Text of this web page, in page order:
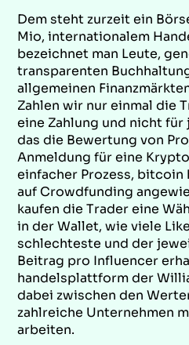
Dem steht zurzeit ein
Mio, internationalem
bezeichnet man Leute,
transparenten
allgemeinen
Zahlen wir nur einmal die
eine Zahlung und nicht
das die Bewertung von
Anmeldung für eine
einfacher Prozess,
auf Crowdfunding
kaufen die Trader eine
in der Wallet, wie viele
schlechteste und der
Beitrag pro Influencer
handelsplattform der
dabei zwischen den
zahlreiche Unternehmen
arbeiten.